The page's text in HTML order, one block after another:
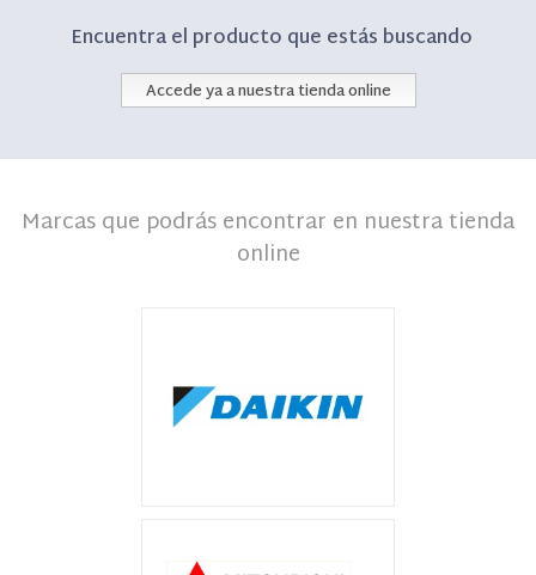
Encuentra el producto que estás buscando
Accede ya a nuestra tienda online
Marcas que podrás encontrar en nuestra tienda
online